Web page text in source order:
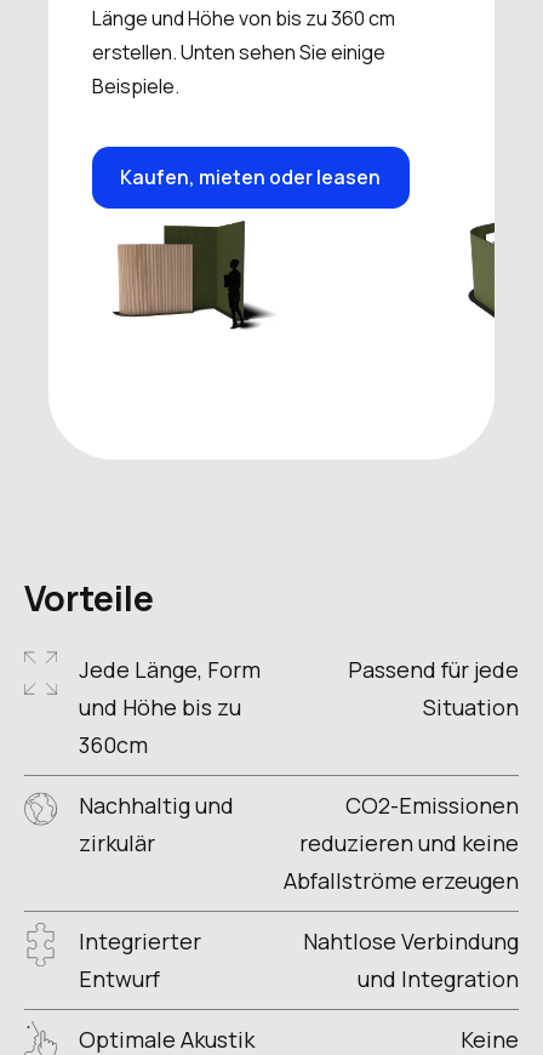
Länge und Höhe von bis zu 360 cm
erstellen. Unten sehen Sie einige
Beispiele.
Kaufen, mieten oder leasen
Vorteile
Jede Länge, Form
und Höhe bis zu
360cm
Passend für jede
Situation
Nachhaltig und
zirkulär
CO2-Emissionen
reduzieren und keine
Abfallströme erzeugen
Integrierter
Entwurf
Nahtlose Verbindung
und Integration
Optimale Akustik
Keine